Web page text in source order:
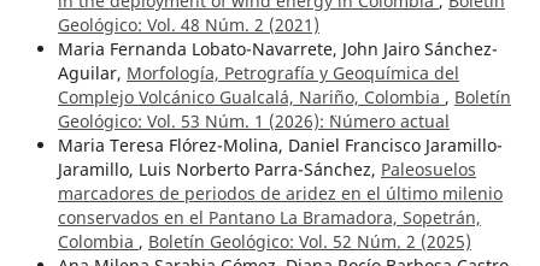
Geológico: Vol. 48 Núm. 2 (2021)
Maria Fernanda Lobato-Navarrete, John Jairo Sánchez-
Aguilar, Morfología, Petrografía y Geoquímica del
Complejo Volcánico Gualcalá, Nariño, Colombia , Boletín
Geológico: Vol. 53 Núm. 1 (2026): ¨Número actual
Maria Teresa Flórez-Molina, Daniel Francisco Jaramillo-
Jaramillo, Luis Norberto Parra-Sánchez, Paleosuelos
marcadores de periodos de aridez en el último milenio
conservados en el Pantano La Bramadora, Sopetrán,
Colombia , Boletín Geológico: Vol. 52 Núm. 2 (2025)